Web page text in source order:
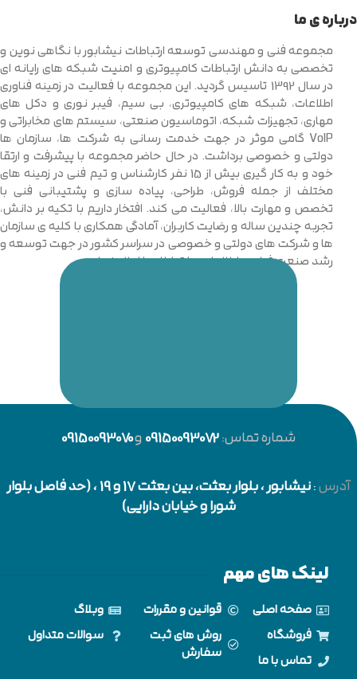
درباره ی ما
مجموعه فنی و مهندسی توسعه ارتباطات نیشابور با نگاهی نوین و
تخصصی به دانش ارتباطات کامپیوتری و امنیت شبکه های رایانه ای
در سال 1392 تاسیس گردید. این مجموعه با فعالیت در زمینه فناوری
اطلاعات، شبکه های کامپیوتری، بی سیم، فیبر نوری و دکل های
مهاری، تجهیزات شبکه، اتوماسیون صنعتی، سیستم های مخابراتی و
VoIP گامی موثر در جهت خدمت رسانی به شرکت ها، سازمان ها
دولتی و خصوصی برداشت. در حال حاضر مجموعه با پیشرفت و ارتقا
خود و به کار گیری بیش از 15 نفر کارشناس و تیم فنی در زمینه های
مختلف از جمله فروش، طراحی، پیاده سازی و پشتیبانی فنی با
تخصص و مهارت بالا، فعالیت می کند. افتخار داریم با تکیه بر دانش،
تجربه چندین ساله و رضایت کاربران، آمادگی همکاری با کلیه ی سازمان
ها و شرکت های دولتی و خصوصی در سراسر کشور در جهت توسعه و
رشد صنعت فناوری اطلاعات و ارتباطات را اعلام نماییم.
شماره تماس:09150093072و09150093070
آدرس:نیشابور
، بلوار بعثت، بین بعثت 17 و 19 ، (حد فاصل بلوار
شورا و خیابان دارایی)
لینک های مهم
صفحه اصلی
فروشگاه
تماس با ما
قوانین و مقررات
روش های ثبت
سفارش
وبلاگ
سوالات متداول